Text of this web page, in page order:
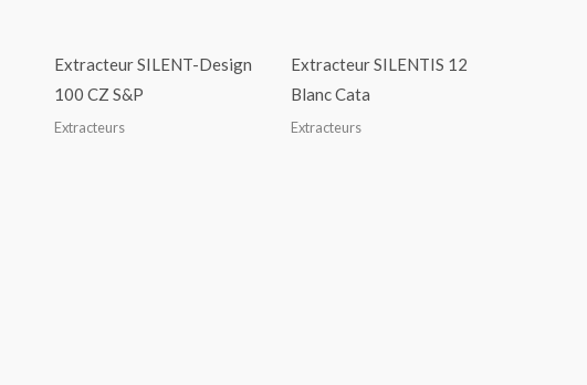
Extracteur SILENT-Design
100 CZ S&P
Extracteurs
Extracteur SILENTIS 12
Blanc Cata
Extracteurs